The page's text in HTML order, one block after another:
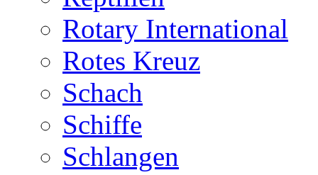
Rotary International
Rotes Kreuz
Schach
Schiffe
Schlangen